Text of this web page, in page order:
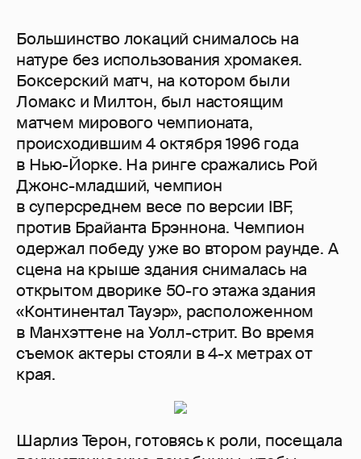
Большинство локаций снималось на
натуре без использования хромакея.
Боксерский матч, на котором были
Ломакс и Милтон, был настоящим
матчем мирового чемпионата,
происходившим 4 октября 1996 года
в Нью-Йорке. На ринге сражались Рой
Джонс-младший, чемпион
в суперсреднем весе по версии IBF,
против Брайанта Брэннона. Чемпион
одержал победу уже во втором раунде. А
сцена на крыше здания снималась на
открытом дворике 50-го этажа здания
«Континентал Тауэр», расположенном
в Манхэттене на Уолл-стрит. Во время
съемок актеры стояли в 4-х метрах от
края.
Шарлиз Терон, готовясь к роли, посещала